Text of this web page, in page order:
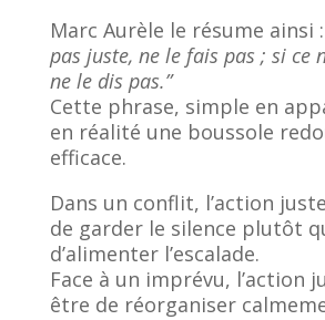
Marc Aurèle le résume ainsi :
pas juste, ne le fais pas ; si ce
ne le dis pas.”
Cette phrase, simple en
en réalité une boussole
efficace.
Dans un conflit, l’action
de garder le silence plutôt
d’alimenter l’escalade.
Face à un imprévu, l’action
être de réorganiser